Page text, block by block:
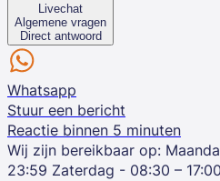
Livechat
Algemene vragen
Direct antwoord
Whatsapp
Stuur een bericht
Reactie binnen 5 minuten
Wij zijn bereikbaar op:
23:59 Zaterdag - 08:30 – 17:00